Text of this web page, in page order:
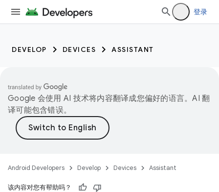
登录
DEVELOP DEVICES ASSISTANT
Google 会使用 AI 技术将内容翻译成您偏好的语言。AI 翻
译可能包含错误。
Android Developers Develop Devices Assistant
该内容对您有帮助吗？